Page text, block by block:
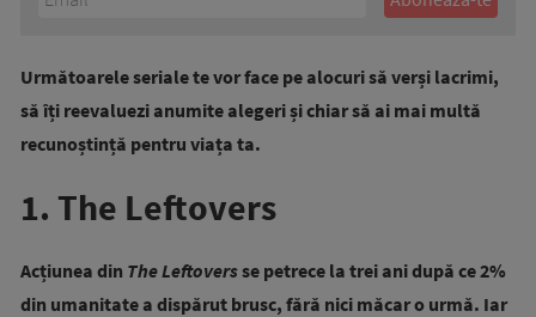
Următoarele seriale te vor face pe alocuri să verși lacrimi,
să îți reevaluezi anumite alegeri și chiar să ai mai multă
recunoștință pentru viața ta.
1. The Leftovers
Acțiunea din The Leftoversse petrece la trei ani după ce 2%
din umanitate a dispărut brusc, fără nici măcar o urmă. Iar